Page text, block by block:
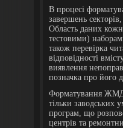
В процесі
завершень
Область даних
тестовими)
також перевірка
відповідності
виявлення
позначка про його
Форматування ЖМД
тільки заводських
програм, що
центрів та